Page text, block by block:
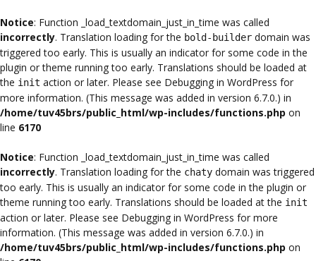
Notice: Function _load_textdomain_just_in_time was called
incorrectly. Translation loading for the bold-builder domain was
triggered too early. This is usually an indicator for some code in the
plugin or theme running too early. Translations should be loaded at
the init action or later. Please see Debugging in WordPress for
more information. (This message was added in version 6.7.0.) in
/home/tuv45brs/public_html/wp-includes/functions.php on
line 6170
Notice: Function _load_textdomain_just_in_time was called
incorrectly. Translation loading for the chaty domain was triggered
too early. This is usually an indicator for some code in the plugin or
theme running too early. Translations should be loaded at the init
action or later. Please see Debugging in WordPress for more
information. (This message was added in version 6.7.0.) in
/home/tuv45brs/public_html/wp-includes/functions.php on